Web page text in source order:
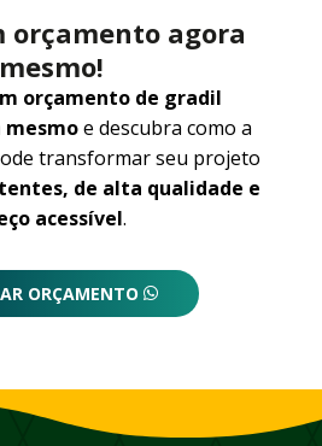
orçamento agora
mesmo!
orçamento de gradil
e descubra como a
transformar seu projeto
de alta qualidade e
acessível.
ORÇAMENTO